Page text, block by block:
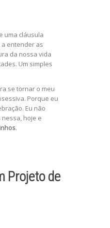
uma cláusula
entender as
da nossa vida
Um simples
se tornar o meu
Porque eu
Eu não
nessa, hoje e
.
Projeto de